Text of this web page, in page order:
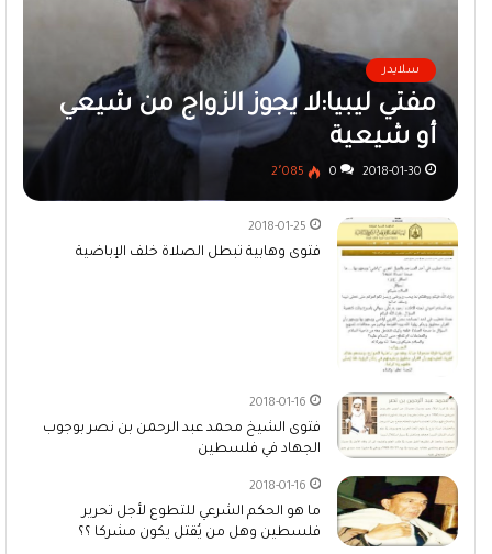
سلايدر
مفتي ليبيا:لا يجوز الزواج من شيعي
أو شيعية
2018-01-30
0 2٬085
2018-01-25
فتوى وهابية تبطل الصلاة خلف الإباضية
2018-01-16
فتوى الشيخ محمد عبد الرحمن بن نصر بوجوب
الجهاد في فلسطين
2018-01-16
ما هو الحكم الشرعي للتطوع لأجل تحرير
فلسطين وهل من يُقتل يكون مشركا ؟؟